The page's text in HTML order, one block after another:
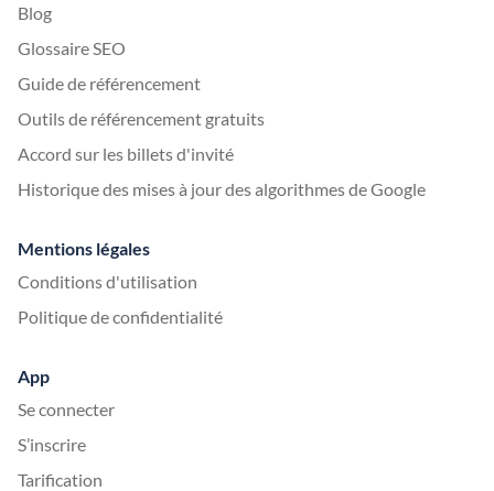
Blog
Glossaire SEO
Guide de référencement
Outils de référencement gratuits
Accord sur les billets d'invité
Historique des mises à jour des algorithmes de Google
Mentions légales
Conditions d'utilisation
Politique de confidentialité
App
Se connecter
S’inscrire
Tarification